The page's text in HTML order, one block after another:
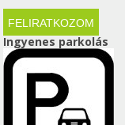
Ingyenes parkolás